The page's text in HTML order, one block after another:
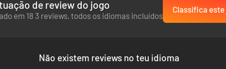
de review do jogo
em 18 3 reviews, todos os idiomas incluídos
Classifica este
Não existem reviews no teu idioma